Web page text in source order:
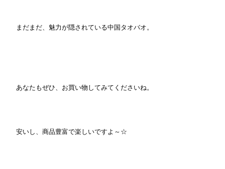
まだまだ、魅力が隠されている中国タオバオ。
あなたもぜひ、お買い物してみてくださいね。
安いし、商品豊富で楽しいですよ～☆